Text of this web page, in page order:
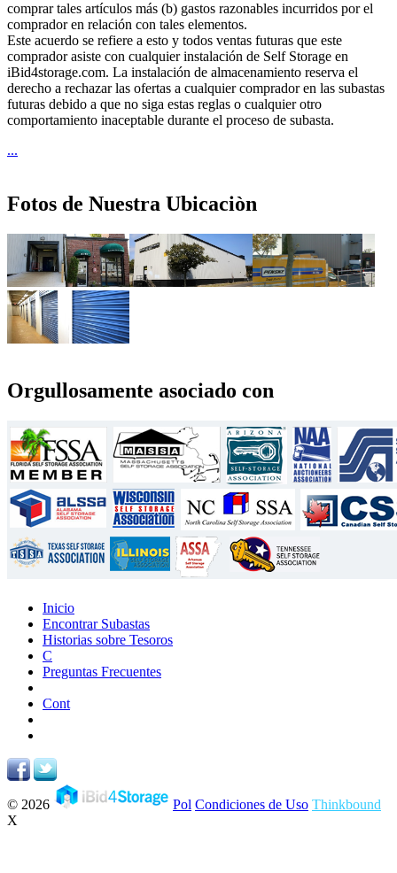
comprar tales artículos más (b) gastos razonables incurridos por el
comprador en relación con tales elementos.
Este acuerdo se refiere a esto y todos ventas futuras que este
comprador asiste con cualquier instalación de Self Storage en
iBid4storage.com. La instalación de almacenamiento reserva el
derecho a rechazar las ofertas a cualquier comprador en las subastas
futuras debido a que no siga estas reglas o cualquier otro
comportamiento inaceptable durante el proceso de subasta.
...
Fotos de Nuestra Ubicaciòn
Orgullosamente asociado con
Inicio
Encontrar Subastas
Historias sobre Tesoros
C
Preguntas Frecuentes
Cont
© 2026 Pol Condiciones de Uso Thinkbound
X